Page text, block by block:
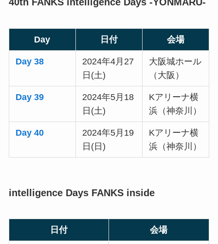
Day 日付 会場
Day 38
2024年4月27
日(土)
大阪城ホール
（大阪）
Day 39
2024年5月18
日(土)
Kアリーナ横
浜（神奈川）
Day 40
2024年5月19
日(日)
Kアリーナ横
浜（神奈川）
intelligence Days FANKS inside
日付 会場